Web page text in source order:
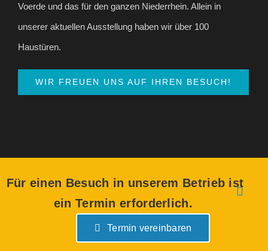
Voerde und das für den ganzen Niederrhein. Allein in
unserer aktuellen Ausstellung haben wir über 100
Haustüren.
WIR FREUEN UNS AUF IHREN BESUCH!
© 2020 TIELKES BAUELEMENTE | ALLE RECHTE
VORBEHALTEN | WEBSITE BY KREATIV AGENTUR housegrafic
Mail
Für einen Besuch in unserem Betrieb ist
ein Termin erforderlich.
Termin vereinbaren